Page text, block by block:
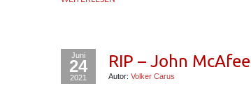
Juni
24
2021
RIP – John McAfee
Autor: Volker Carus